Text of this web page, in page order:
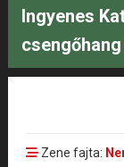
Ingyenes
Zene fajta: